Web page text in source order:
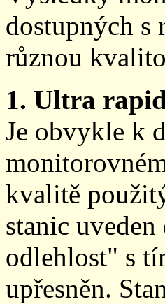
dostupných s
různou
1. Ultra
Je obvykle k
kvalitě
stanic
odlehlost" s
upřesněn.